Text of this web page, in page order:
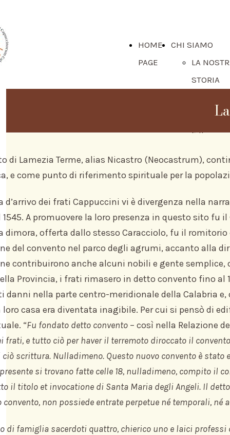
HOME
PAGE
CHI SIAMO
LA
STORIA
E IL
LA
DI
I NOSTRI
FRATI
E SERVI
DIO
di Lamezia Terme, alias Nicastro (Neocastrum),
e come punto di riferimento spirituale per la
d’arrivo dei frati Cappuccini vi è divergenza nella
A promuovere la loro presenza in questo sito fu
dimora, offerta dallo stesso Caracciolo, fu il
del convento nel parco degli agrumi, accanto alla
contribuirono anche alcuni nobili e gente semplice,
Provincia, i frati rimasero in detto convento fino al
danni nella parte centro-meridionale della Calabria
casa era diventata inagibile. Per cui si pensò di
“Fu fondato detto convento – così nella Relazione
frati, e tutto ciò per haver il terremoto diroccato il
scrittura. Nulladimeno. Questo nuovo convento è stato
si trovano fatte celle 18, nulladimeno, compito il
il titolo et invocatione di Santa Maria degli Angeli. Il
convento, non possiede entrate perpetue né temporali,
di famiglia sacerdoti quattro, chierico uno e laici